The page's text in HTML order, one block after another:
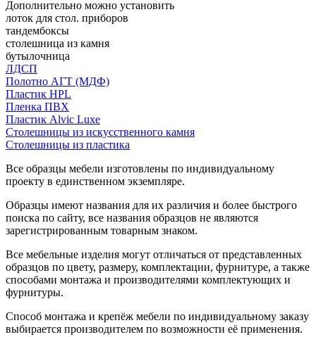
Дополнительно можно установить
лоток для стол. приборов
тандембоксы
столешница из камня
бутылочница
ЛДСП
Полотно АГТ (МДФ)
Пластик HPL
Пленка ПВХ
Пластик Alvic Luxe
Столешницы из искусственного камня
Столешницы из пластика
Все образцы мебели изготовлены по индивидуальному
проекту в единственном экземпляре.
Образцы имеют названия для их различия и более быстрого
поиска по сайту, все названия образцов не являются
зарегистрированным товарным знаком.
Все мебельные изделия могут отличаться от представленных
образцов по цвету, размеру, комплектации, фурнитуре, а также
способами монтажа и производителями комплектующих и
фурнитуры.
Способ монтажа и крепёж мебели по индивидуальному заказу
выбирается производителем по возможности её применения.